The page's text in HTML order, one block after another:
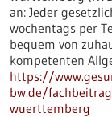
an: Jeder
wochentags per
bequem von
kompetenten
https://
bw.de/
wuerttemberg